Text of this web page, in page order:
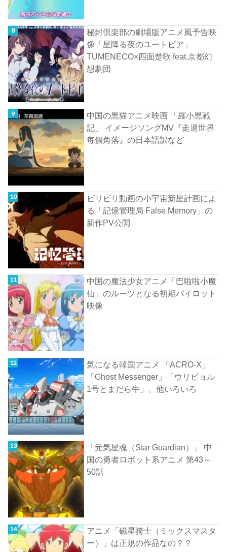
秘封倶楽部の劇場版アニメ風予告映
像「星降る夜のユートピア」
TUMENECO×四面楚歌 feat.京都幻
想劇団
中国の黒猫アニメ映画 「羅小黒戦
記」 イメージソングMV『走過世界
每個角落』の日本語訳など
ビリビリ動画の小宇宙新星計画によ
る「記憶管理局 False Memory」の
新作PV公開
中国の魔法少女アニメ「巴啦啦小魔
仙」のルーツとなる初期パイロット
映像
気になる韓国アニメ 「ACRO-X」
「Ghost Messenger」「ウリビョル
1号とまだら牛」、他いろいろ
「元気星魂（Star Guardian）」 中
国の勇者ロボット系アニメ 第43～
50話
アニメ「磁星骑士（ミックスマスタ
ー）」は正規の作品なの？？